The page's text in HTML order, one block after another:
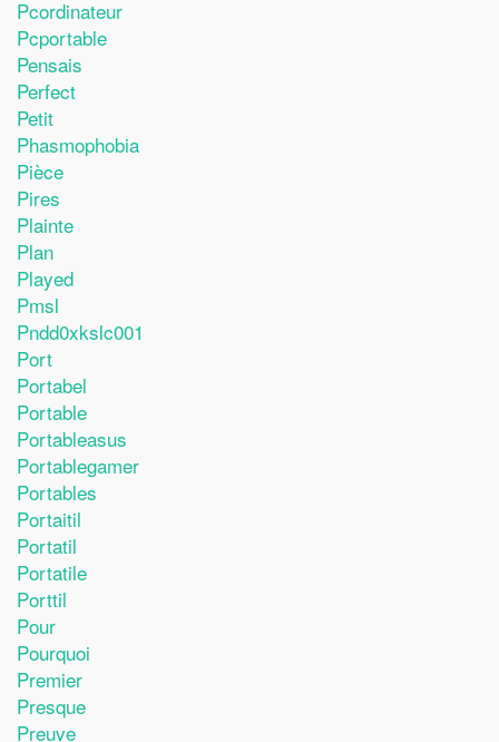
Pcordinateur
Pcportable
Pensais
Perfect
Petit
Phasmophobia
Pièce
Pires
Plainte
Plan
Played
Pmsl
Pndd0xkslc001
Port
Portabel
Portable
Portableasus
Portablegamer
Portables
Portaitil
Portatil
Portatile
Porttil
Pour
Pourquoi
Premier
Presque
Preuve